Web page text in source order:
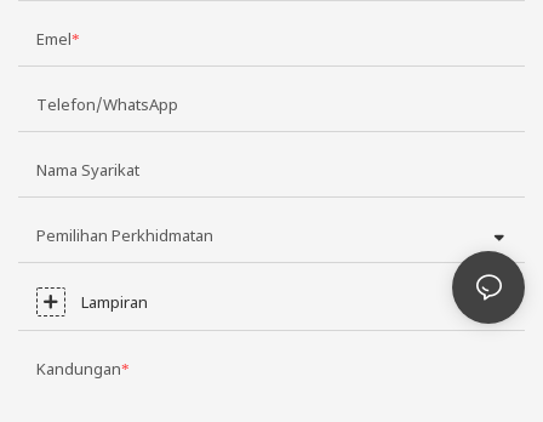
Emel
Telefon/WhatsApp
Nama Syarikat
Pemilihan Perkhidmatan
Lampiran
Kandungan